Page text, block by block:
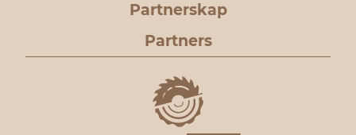
Partnerskap
Partners